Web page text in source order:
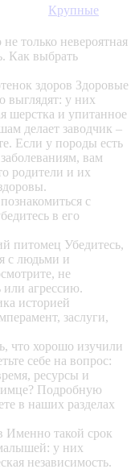
Крупные
только невероятная
Как выбрать
здоров Здоровые
у них
шерстка и упитанное
делает заводчик –
Если у породы есть
вам
родители и их
с
в его
питомец Убедитесь,
с людьми и
не
агрессию.
историей
заслуги,
что хорошо изучили
себе на вопрос:
ресурсы и
Подробную
в наших разделах
Именно такой срок
у них
независимость.